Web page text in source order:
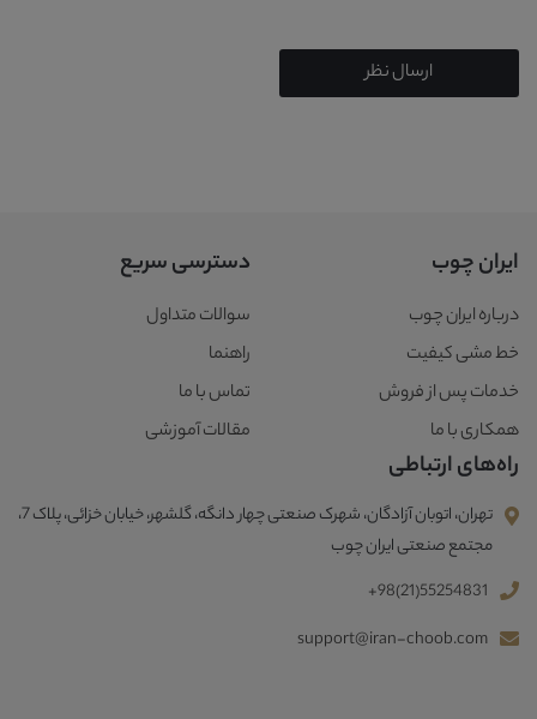
ارسال نظر
ایران چوب
درباره ایران چوب
خط مشی کیفیت
خدمات پس از فروش
همکاری با ما
دسترسی سریع
سوالات متداول
راهنما
تماس با ما
مقالات آموزشی
راه‌های ارتباطی
تهران، اتوبان آزادگان، شهرک صنعتی چهار دانگه، گلشهر، خیابان خزائی، پلاک 7،
مجتمع صنعتی ایران چوب
+98(21)55254831
support@iran-choob.com